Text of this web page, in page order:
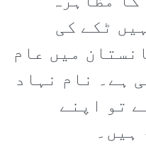
ٹکے کی
میں عام
ہے۔ نام نہاد
تو اپنے